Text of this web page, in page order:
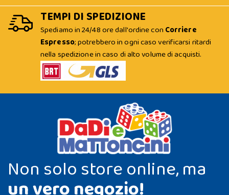
TEMPI DI SPEDIZIONE
Spediamo in 24/48 ore dall'ordine con Corriere
Espresso; potrebbero in ogni caso verificarsi ritardi
nella spedizione in caso di alto volume di acquisti.
Non solo store online, ma